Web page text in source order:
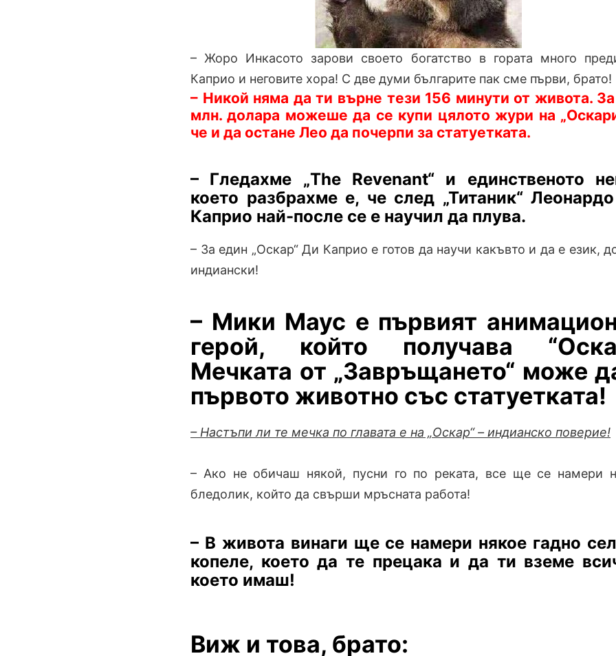
– Жоро Инкасото зарови своето богатство в гората много
Каприо и неговите хора! С две думи българите пак сме първи, брато!
– Никой няма да ти върне тези 156 минути от живота.
млн. долара можеше да се купи цялото жури на
че и да остане Лео да почерпи за статуетката.
– Гледахме „The Revenant“ и единственото
което разбрахме е, че след „Титаник“
Каприо най-после се е научил да плува.
– За един „Оскар“ Ди Каприо е готов да научи какъвто и да е език,
индиански!
– Мики Маус е първият
герой, който получава
Мечката от „Завръщането“ може
първото животно със статуетката!
– Настъпи ли те мечка по главата е на „Оскар“ – индианско поверие!
– Ако не обичаш някой, пусни го по реката, все ще се намери
бледолик, който да свърши мръсната работа!
– В живота винаги ще се намери някое гадно
копеле, което да те прецака и да ти вземе
което имаш!
Виж и това, брато: